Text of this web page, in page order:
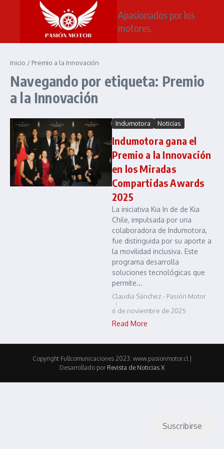
Saltar al contenido
Apasionados por los
motores.
Inicio / Premio a la Innovación
Navegando por etiqueta: Premio
a la Innovación
Indumotora Noticias
Indumotora gana el
Premio a la Innovación
en los Miradas
Compartidas Awards
2025
La iniciativa Kia In de de Kia
Chile, impulsada por una
colaboradora de Indumotora,
fue distinguida por su aporte a
la movilidad inclusiva. Este
programa desarrolla
soluciones tecnológicas que
permite...
Claudia Sánchez - Pasión Motor
6 de noviembre de 2025
Read More
Copyright Fullcomunicaciones 2023. www.pasionmotor.cl |
Desarrollado por Revista de Noticias X
Suscribirse